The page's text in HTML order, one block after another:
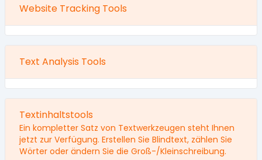
Website Tracking Tools
Text Analysis Tools
Textinhaltstools
Ein kompletter Satz von Textwerkzeugen steht Ihnen
jetzt zur Verfügung. Erstellen Sie Blindtext, zählen Sie
Wörter oder ändern Sie die Groß-/Kleinschreibung.